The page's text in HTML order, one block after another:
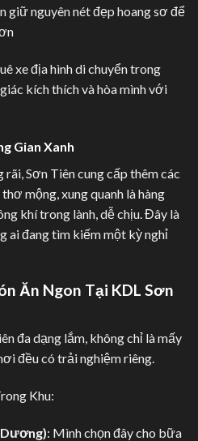
giữ nguyên nét đẹp hoang sơ để
xe địa hình di chuyển trong
kích thích và hòa mình với
Gian Xanh
Sơn Tiên cung cấp thêm các
mộng, xung quanh là hàng
khí trong lành, dễ chịu. Đây là
ai đang tìm kiếm một kỳ nghỉ
Ăn Ngon Tại KDL Sơn
đa dạng lắm, không chỉ là mấy
đều có trải nghiệm riêng.
Khu:
: Mình chọn đây cho bữa